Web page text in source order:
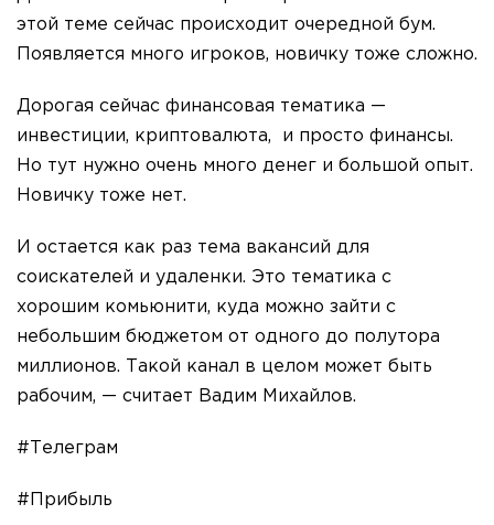
этой теме сейчас происходит очередной бум.
Появляется много игроков, новичку тоже сложно.
Дорогая сейчас финансовая тематика —
инвестиции, криптовалюта, и просто финансы.
Но тут нужно очень много денег и большой опыт.
Новичку тоже нет.
И остается как раз тема вакансий для
соискателей и удаленки. Это тематика с
хорошим комьюнити, куда можно зайти с
небольшим бюджетом от одного до полутора
миллионов. Такой канал в целом может быть
рабочим, — считает Вадим Михайлов.
#Телеграм
#Прибыль